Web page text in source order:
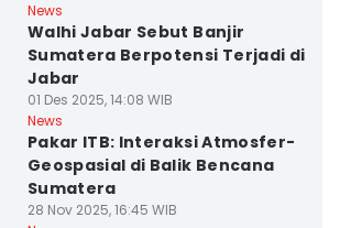
News
Walhi Jabar Sebut Banjir
Sumatera Berpotensi Terjadi di
Jabar
01 Des 2025, 14:08 WIB
News
Pakar ITB: Interaksi Atmosfer-
Geospasial di Balik Bencana
Sumatera
28 Nov 2025, 16:45 WIB